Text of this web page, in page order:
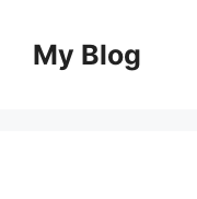
contentMy Blog